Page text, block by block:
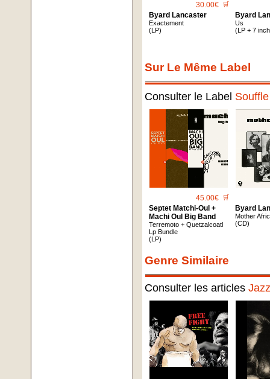
30.00€ 🛒
Byard Lancaster
Exactement
(LP)
Byard
Us
(LP + 7
Sur Le Même Label
Consulter le Label
45.00€ 🛒
Septet Matchi-Oul +
Machi Oul Big Band
Terremoto + Quetzalcoatl
Lp Bundle
(LP)
Byard
Mother
(CD)
Genre Similaire
Consulter les articles